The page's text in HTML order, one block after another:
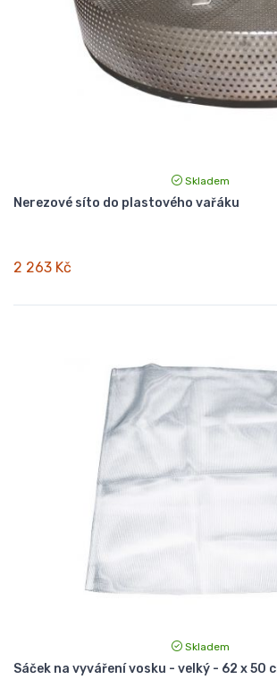
Skladem
Nerezové síto do plastového vařáku
2 263 Kč
Skladem
Sáček na vyváření vosku - velký - 62 x 50